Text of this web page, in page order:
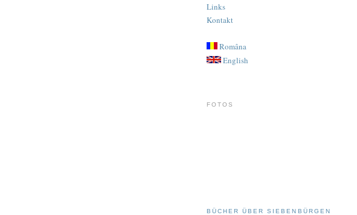
Links
Kontakt
Româna
English
FOTOS
BÜCHER ÜBER SIEBENBÜRGEN